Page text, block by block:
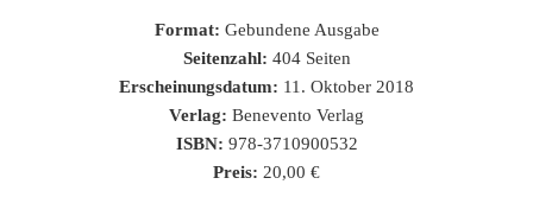
Format: Gebundene Ausgabe
Seitenzahl: 404 Seiten
Erscheinungsdatum: 11. Oktober 2018
Verlag: Benevento Verlag
ISBN: 978-3710900532
Preis: 20,00 €